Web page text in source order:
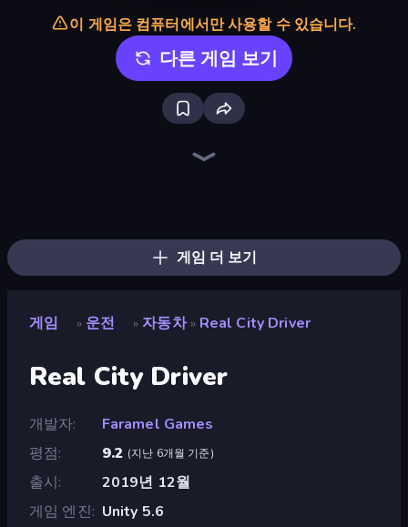
이 게임은 컴퓨터에서만 사용할 수 있습니다.
다른 게임 보기
게임 더 보기
게임 » 운전 » 자동차 » Real City Driver
Real City Driver
개발자
Faramel Games
평점
9.2 (지난 6개월 기준)
출시
2019년 12월
게임 엔진
Unity 5.6